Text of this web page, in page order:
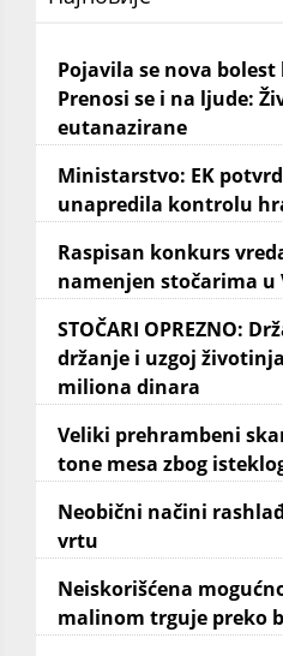
Pojavila se nova
Prenosi se i na ljude:
eutanazirane
Ministarstvo: EK
unapredila kontrolu
Raspisan konkurs
namenjen stočarima u
STOČARI OPREZNO:
držanje i uzgoj
miliona dinara
Veliki prehrambeni
tone mesa zbog
Neobični načini
vrtu
Neiskorišćena
malinom trguje preko